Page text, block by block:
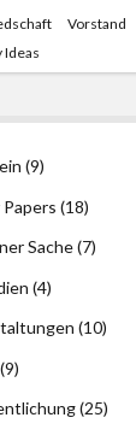
Vorstand
Ideas
(9)
(18)
Sache(7)
(4)
(10)
(9)
(25)